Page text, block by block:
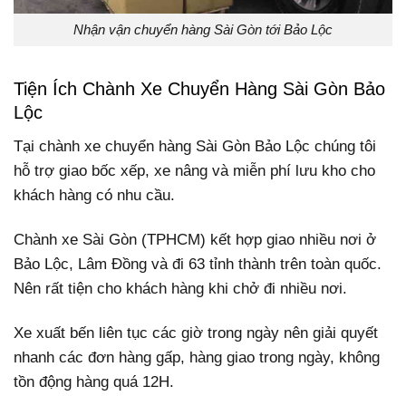
Nhận vận chuyển hàng Sài Gòn tới Bảo Lộc
Tiện Ích Chành Xe Chuyển Hàng Sài Gòn Bảo
Lộc
Tại chành xe chuyển hàng Sài Gòn Bảo Lộc chúng tôi
hỗ trợ giao bốc xếp, xe nâng và miễn phí lưu kho cho
khách hàng có nhu cầu.
Chành xe Sài Gòn (TPHCM) kết hợp giao nhiều nơi ở
Bảo Lộc, Lâm Đồng và đi 63 tỉnh thành trên toàn quốc.
Nên rất tiện cho khách hàng khi chở đi nhiều nơi.
Xe xuất bến liên tục các giờ trong ngày nên giải quyết
nhanh các đơn hàng gấp, hàng giao trong ngày, không
tồn động hàng quá 12H.